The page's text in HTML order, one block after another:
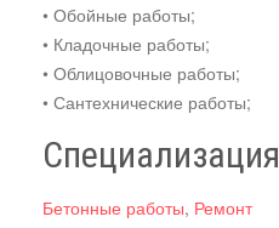
• Обойные работы;
• Кладочные работы;
• Облицовочные работы;
• Сантехнические работы;
Специализация
Бетонные работы, Ремонт